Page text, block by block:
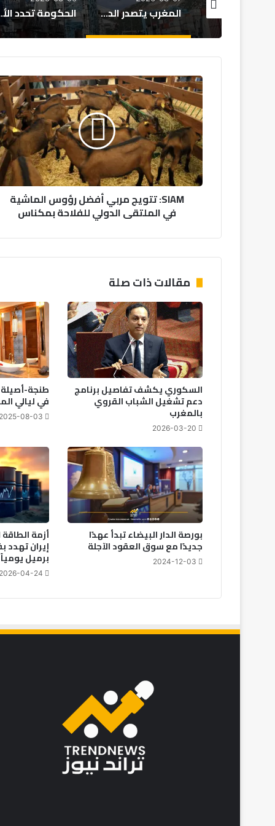
المغرب يتصدر الدول الإفريقية في تأييد الانفتاح التجاري الحكومة تحدد الأولويات الكبرى لمشروع قانون مالية 2027
S
I
A
M
:
ت
ت
و
ي
ب
ض
ل
ر
ؤ
و
س
ا
ل
م
ا
ش
ي
ي
ل
م
ل
ت
ق
ى
د
ي
SIAM: تتويج مربي أفضل رؤوس الماشية
في الملتقى الدولي للفلاحة بمكناس
مقالات ذات صلة
السكوري يكشف تفاصيل برنامج
دعم تشغيل الشباب القروي
بالمغرب
2026-03-20
طنجة-
في ليالي
2025-08-03
بورصة الدار البيضاء تبدأ عهدًا
جديدًا مع سوق العقود الآجلة
2024-12-03
أزمة
برميل يومياً
2026-04-24